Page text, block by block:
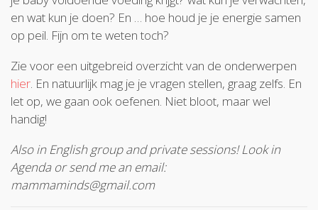
en wat kun je doen? En … hoe houd je je energie samen
op peil. Fijn om te weten toch?
Zie voor een uitgebreid overzicht van de onderwerpen
hier. En natuurlijk mag je je vragen stellen, graag zelfs. En
let op, we gaan ook oefenen. Niet bloot, maar wel
handig!
Also in English group and private sessions! Look in
Agenda or send me an email:
mammaminds@gmail.com